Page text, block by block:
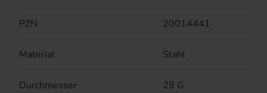
PZN 20014441
Material Stahl
Durchmesser 29 G